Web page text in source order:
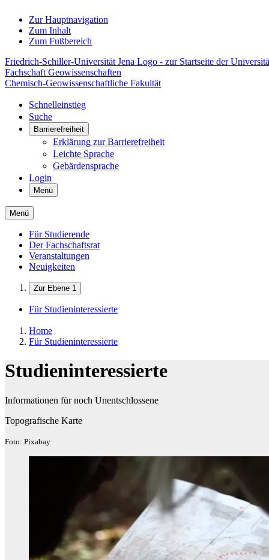
Zur Hauptnavigation
Zum Inhalt
Zum Fußbereich
Friedrich-Schiller-Universität Jena Logo - zur Startseite der
Fachschaft Geowissenschaften
Chemisch-Geowissenschaftliche Fakultät
Schnelleinstieg
Suche
Barrierefreiheit
Erklärung zur Barrierefreiheit
Leichte Sprache
Gebärdensprache
Login
Menü
Menü
Für Studierende
Der Fachschaftsrat
Veranstaltungen
Neuigkeiten
Zur Ebene 1
Für Studieninteressierte
Home
Für Studieninteressierte
Studieninteressierte
Informationen für noch Unentschlossene
Topografische Karte
Foto: Pixabay